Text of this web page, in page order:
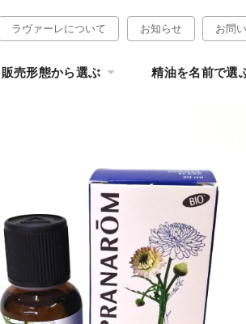
ラヴァーレについて お知らせ お問
販売形態から選ぶ 精油を名前で選